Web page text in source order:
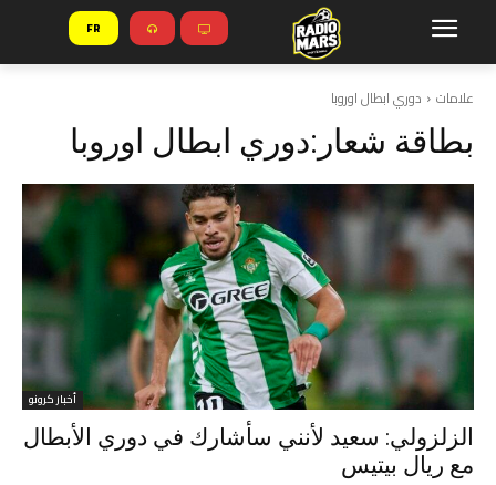
FR
علامات دوري ابطال اوروبا
بطاقة شعار:دوري ابطال اوروبا
أخبار كرونو
الزلزولي: سعيد لأنني سأشارك في دوري الأبطال
مع ريال بيتيس